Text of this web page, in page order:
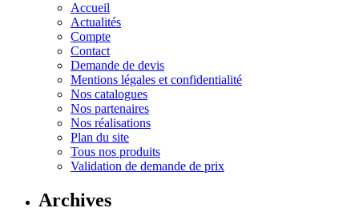
Accueil
Actualités
Compte
Contact
Demande de devis
Mentions légales et confidentialité
Nos catalogues
Nos partenaires
Nos réalisations
Plan du site
Tous nos produits
Validation de demande de prix
Archives